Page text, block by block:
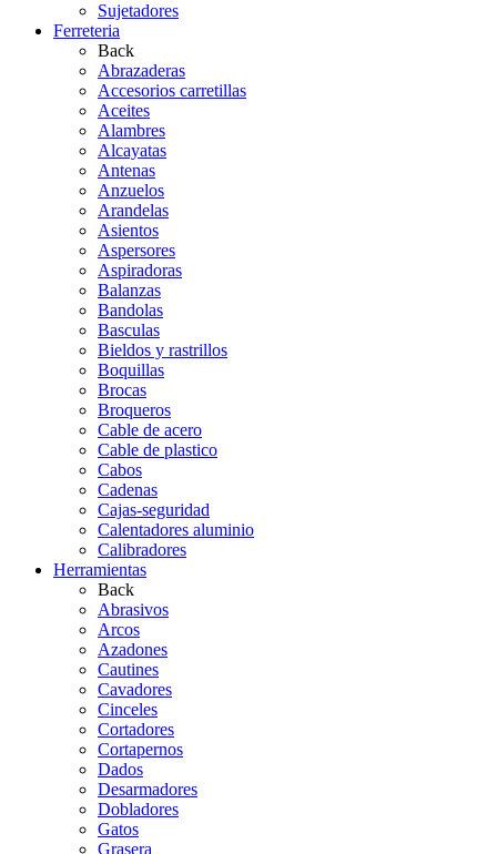
Sujetadores
Ferreteria
Back
Abrazaderas
Accesorios carretillas
Aceites
Alambres
Alcayatas
Antenas
Anzuelos
Arandelas
Asientos
Aspersores
Aspiradoras
Balanzas
Bandolas
Basculas
Bieldos y rastrillos
Boquillas
Brocas
Broqueros
Cable de acero
Cable de plastico
Cabos
Cadenas
Cajas-seguridad
Calentadores aluminio
Calibradores
Herramientas
Back
Abrasivos
Arcos
Azadones
Cautines
Cavadores
Cinceles
Cortadores
Cortapernos
Dados
Desarmadores
Dobladores
Gatos
Grasera